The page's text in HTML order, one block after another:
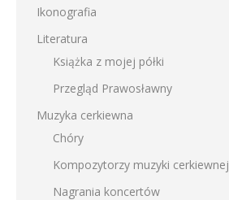
Ikonografia
Literatura
Książka z mojej półki
Przegląd Prawosławny
Muzyka cerkiewna
Chóry
Kompozytorzy muzyki cerkiewnej
Nagrania koncertów